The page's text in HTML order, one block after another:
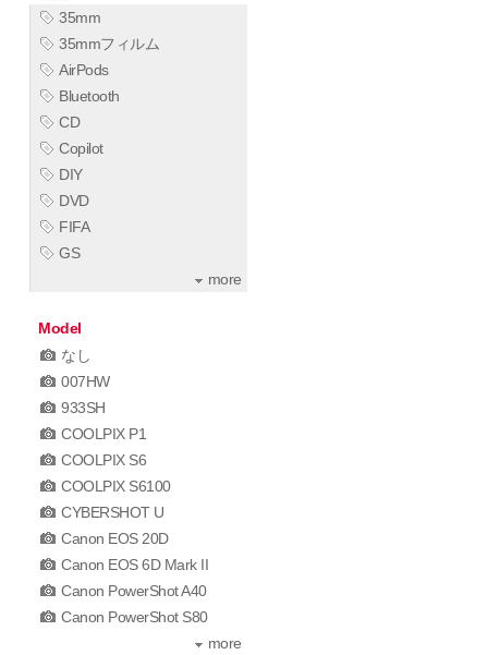
35mm
35mmフィルム
AirPods
Bluetooth
CD
Copilot
DIY
DVD
FIFA
GS
more
Model
なし
007HW
933SH
COOLPIX P1
COOLPIX S6
COOLPIX S6100
CYBERSHOT U
Canon EOS 20D
Canon EOS 6D Mark II
Canon PowerShot A40
Canon PowerShot S80
more